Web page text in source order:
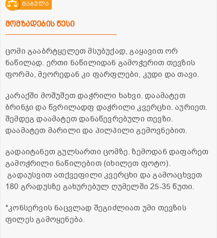
ტაბულა
მომზადების წესი
ცომი გააბრტყელეთ მსუბუქად, გაყავით ორ
ნაწილად. ერთი ნაწილიდან გამოჭერით თევზის
ფორმა, მეორედან კი ფარფლები, კუდი და თავი.
კარაქში მოშუშეთ დაჭრილი ხახვი. დაამატეთ
ბრინჯი და წვრილადფ დაჭრილი კვერცხი. აურიეთ.
შემდეგ დაამატეთ დანაწევრებული თევზი.
დაამატეთ მარილი და პილპილი გემოვნებით.
გადაიტანეთ გულსართი ცომზე. ზემოდან დაფარეთ
გამოჭრილი ნაწილებით (იხილეთ ფოტო).
გადაუსვით ათქვეფილი კვერცხი და გამოაცხვეთ
180 გრადუსზე გახურებულ ღუმელში 25-35 წუთი.
*კონსერვის ნაცვლად შეგიძლიათ უმი თევზის
ფილეს გამოყენება.